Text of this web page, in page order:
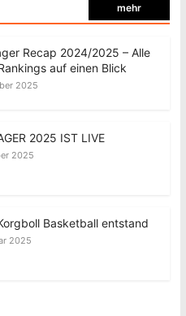
mehr
Recap 2024/2025 – Alle
auf einen Blick
2025
2025 IST LIVE
2025
Basketball entstand
2025